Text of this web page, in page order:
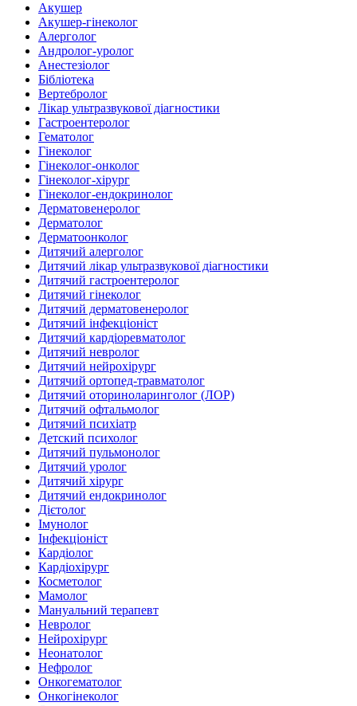
Акушер
Акушер-гінеколог
Алерголог
Андролог-уролог
Анестезіолог
Бібліотека
Вертебролог
Лікар ультразвукової діагностики
Гастроентеролог
Гематолог
Гінеколог
Гінеколог-онколог
Гінеколог-хірург
Гінеколог-ендокринолог
Дерматовенеролог
Дерматолог
Дерматоонколог
Дитячий алерголог
Дитячий лікар ультразвукової діагностики
Дитячий гастроентеролог
Дитячий гінеколог
Дитячий дерматовенеролог
Дитячий інфекціоніст
Дитячий кардіоревматолог
Дитячий невролог
Дитячий нейрохірург
Дитячий ортопед-травматолог
Дитячий оториноларинголог (ЛОР)
Дитячий офтальмолог
Дитячий психіатр
Детский психолог
Дитячий пульмонолог
Дитячий уролог
Дитячий хірург
Дитячий ендокринолог
Дієтолог
Імунолог
Інфекціоніст
Кардіолог
Кардіохірург
Косметолог
Мамолог
Мануальний терапевт
Невролог
Нейрохірург
Неонатолог
Нефролог
Онкогематолог
Онкогінеколог